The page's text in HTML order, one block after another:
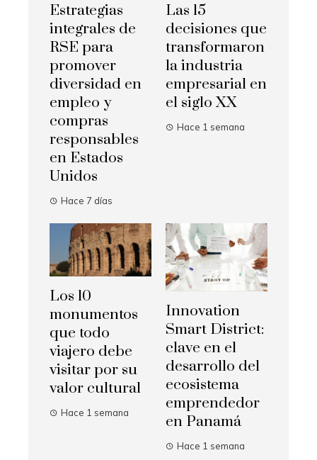
Estrategias
integrales de
RSE para
promover
diversidad en
empleo y
compras
responsables
en Estados
Unidos
Hace 7 días
Las 15
decisiones que
transformaron
la industria
empresarial en
el siglo XX
Hace 1 semana
Los 10
monumentos
que todo
viajero debe
visitar por su
valor cultural
Hace 1 semana
Innovation
Smart District:
clave en el
desarrollo del
ecosistema
emprendedor
en Panamá
Hace 1 semana